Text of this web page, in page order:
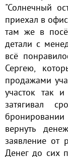
"Солнечный
приехал в
там же в
детали с
всё
Сергею,
продажами
участок так
затягивал
вернуть
заявление от
Денег до сих